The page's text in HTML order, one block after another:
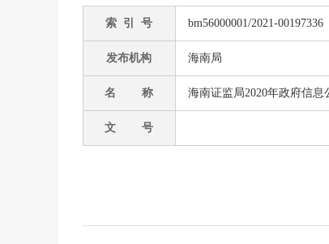
索 引 号 bm56000001/2021-00197336
发布机构 海南局
名 称 海南证监局2020年政府信息
文 号